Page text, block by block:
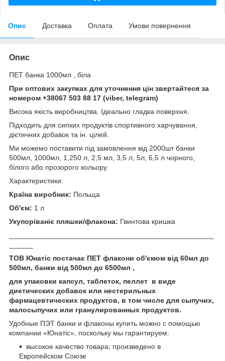
Опис Доставка Оплата Умови повернення
Опис
ПЕТ банка 1000мл , біла
При оптових закупках для уточнення цін звертайтеся за
номером +38067 503 88 17 (viber, telegram)
Висока якість виробництва. Ідеально гладка поверхня.
Підходить для сипких продуктів спортивного харчування,
дієтичних добавок та ін. цілей.
Ми можемо поставити під замовлення від 2000шт банки
500мл, 1000мл, 1,250 л, 2,5 мл, 3,5 л, 5л, 6,5 л чорного,
білого або прозорого кольору.
Характеристики:
Країна виробник: Польща
Об'єм: 1 л
Укупоріваніє пляшки/флакона: Гвинтова кришка
ТОВ Юнатіс постачає ПЕТ флакони об'ємом від 60мл до
500мл, банки від 500мл до 6500мл ,
для упаковки капсул, таблеток, пеллет в виде
диетических добавок или нестерильных
фармацевтических продуктов, в том числе для сыпучих,
малосыпучих или гранулированных продуктов.
Удобные ПЭТ банки и флаконы купить можно с помощью
компании «Юнатіс», поскольку мы гарантируем:
высокое качество товара; произведено в
Европейском Союзе